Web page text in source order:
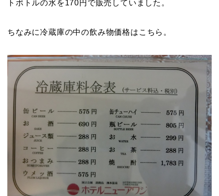
トボトルの水を170円で販売していました。
ちなみに冷蔵庫の中の飲み物価格はこちら。